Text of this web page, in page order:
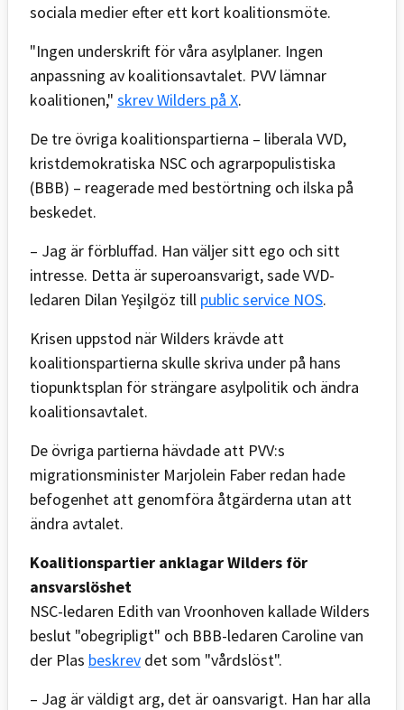
sociala medier efter ett kort koalitionsmöte.
"Ingen underskrift för våra asylplaner. Ingen
anpassning av koalitionsavtalet. PVV lämnar
koalitionen," skrev Wilders på X.
De tre övriga koalitionspartierna – liberala VVD,
kristdemokratiska NSC och agrarpopulistiska
(BBB) – reagerade med bestörtning och ilska på
beskedet.
– Jag är förbluffad. Han väljer sitt ego och sitt
intresse. Detta är superoansvarigt, sade VVD-
ledaren Dilan Yeşilgöz till public service NOS.
Krisen uppstod när Wilders krävde att
koalitionspartierna skulle skriva under på hans
tiopunktsplan för strängare asylpolitik och ändra
koalitionsavtalet.
De övriga partierna hävdade att PVV:s
migrationsminister Marjolein Faber redan hade
befogenhet att genomföra åtgärderna utan att
ändra avtalet.
Koalitionspartier anklagar Wilders för
ansvarslöshet
NSC-ledaren Edith van Vroonhoven kallade Wilders
beslut "obegripligt" och BBB-ledaren Caroline van
der Plas beskrev det som "vårdslöst".
– Jag är väldigt arg, det är oansvarigt. Han har alla